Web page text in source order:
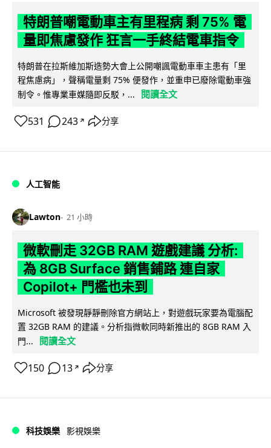
特朗普嘲電動車主有里程病 剩 75% 電
量即焦慮發作 狂言一手終結電車指令
特朗普在拉斯維加斯造勢大會上公開嘲諷電動車車主患有「里
程焦慮病」，聲稱電量剩 75% 便發作，並重申已廢除電動車強
制令。惟專業車媒隨即反駁，...
閱讀全文
531 243 ↗ 分享
人工智能
Lawton 21 小時
微軟刪走 32GB RAM 遊戲建議 分析:
為 8GB Surface 銷售鋪路 連自家
Copilot+ 門檻也未到
Microsoft 被發現靜靜刪除官方網站上，對遊戲玩家要為電腦配
置 32GB RAM 的建議。分析指微軟同時新推出的 8GB RAM 入
門...
閱讀全文
150 13 ↗ 分享
科技娛樂 影視娛樂